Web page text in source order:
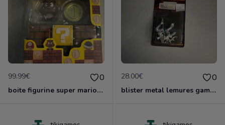
99.99€ 0
boite figurine super mario shfiguarts nruve blister
28.00€ 0
blister metal lemures games worshop neuf nlister